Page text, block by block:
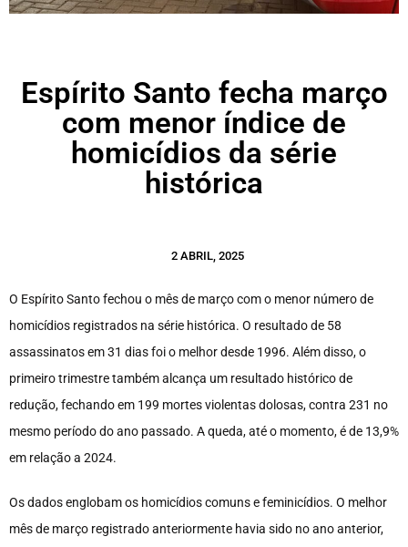
Espírito Santo fecha março
com menor índice de
homicídios da série
histórica
2 ABRIL, 2025
O Espírito Santo fechou o mês de março com o menor número de
homicídios registrados na série histórica. O resultado de 58
assassinatos em 31 dias foi o melhor desde 1996. Além disso, o
primeiro trimestre também alcança um resultado histórico de
redução, fechando em 199 mortes violentas dolosas, contra 231 no
mesmo período do ano passado. A queda, até o momento, é de 13,9%
em relação a 2024.
Os dados englobam os homicídios comuns e feminicídios. O melhor
mês de março registrado anteriormente havia sido no ano anterior,